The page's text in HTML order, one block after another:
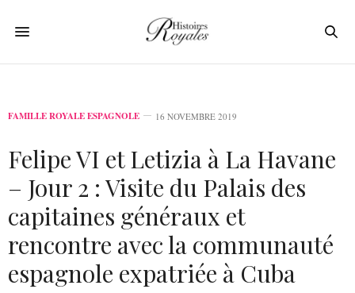
FAMILLE ROYALE ESPAGNOLE 16 NOVEMBRE 2019
Felipe VI et Letizia à La Havane
– Jour 2 : Visite du Palais des
capitaines généraux et
rencontre avec la communauté
espagnole expatriée à Cuba